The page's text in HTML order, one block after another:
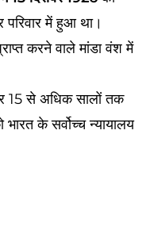
में हुआ था।
करने वाले मांडा वंश में
15 से अधिक सालों तक
के सर्वोच्च न्यायालय